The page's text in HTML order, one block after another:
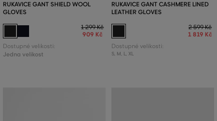
RUKAVICE GANT SHIELD WOOL
GLOVES
1 299 Kč
909 Kč
Dostupné velikosti:
Jedna velikost
RUKAVICE GANT CASHMERE LINED
LEATHER GLOVES
2 599 Kč
1 819 Kč
Dostupné velikosti:
S, M, L, XL